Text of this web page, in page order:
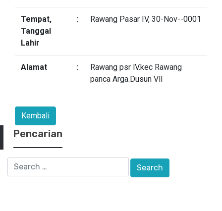
Tempat,
Tanggal
Lahir
: Rawang Pasar IV, 30-Nov--0001
Alamat :
Rawang psr lV.kec Rawang
panca Arga.Dusun Vll
Pencarian